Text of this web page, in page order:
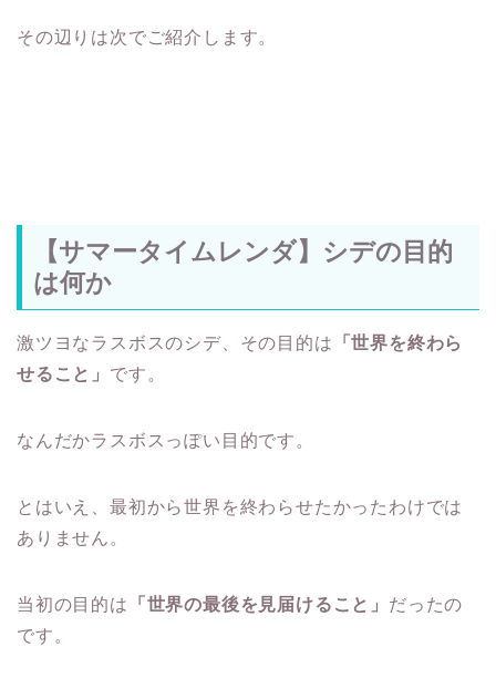
その辺りは次でご紹介します。
【サマータイムレンダ】シデの目的
は何か
激ツヨなラスボスのシデ、その目的は 「世界を終わら
せること」 です。
なんだかラスボスっぽい目的です。
とはいえ、最初から世界を終わらせたかったわけでは
ありません。
当初の目的は 「世界の最後を見届けること」 だったの
です。